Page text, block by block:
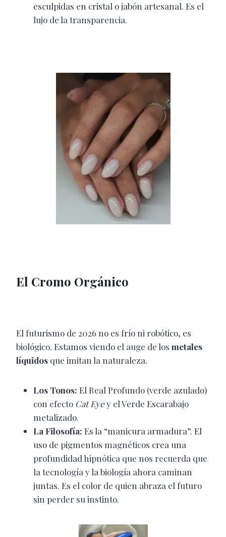
esculpidas en cristal o jabón artesanal. Es el
lujo de la transparencia.
El Cromo Orgánico
El futurismo de 2026 no es frío ni robótico, es
biológico. Estamos viendo el auge de los metales
líquidos que imitan la naturaleza.
Los Tonos: El Real Profundo (verde azulado)
con efecto Cat Eyey el Verde Escarabajo
metalizado.
La Filosofía: Es la “manicura armadura”. El
uso de pigmentos magnéticos crea una
profundidad hipnótica que nos recuerda que
la tecnología y la biología ahora caminan
juntas. Es el color de quien abraza el futuro
sin perder su instinto.